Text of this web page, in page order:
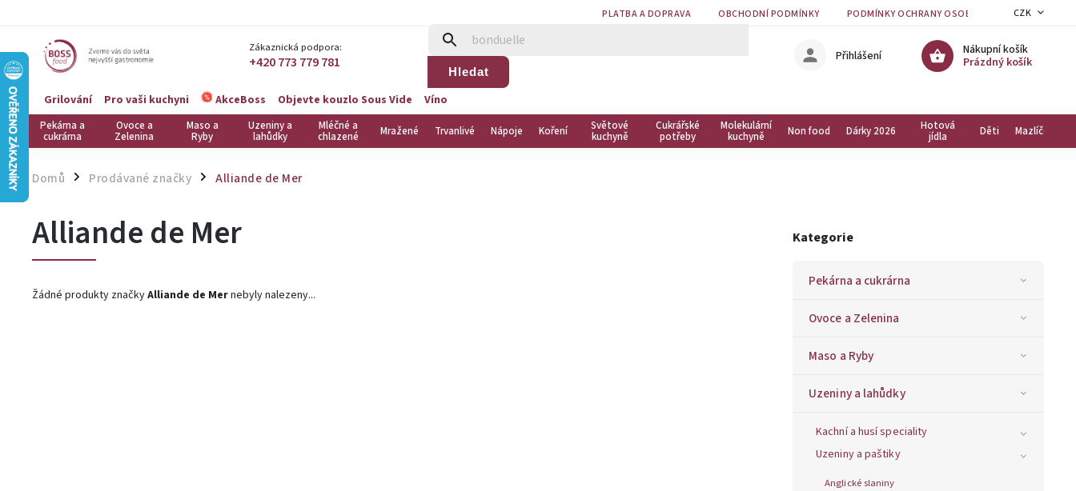
PLATBA A DOPRAVA OBCHODNÍ PODMÍNKY PODMÍNKY OCHRANY OSOBNÍCH ÚDAJŮ
CZK
Zákaznická podpora:
+420 773 779 781 Hledat
Nákupní košík
Prázdný košík
Přihlášení
Grilování Pro vaši kuchyni AkceBoss Objevte kouzlo Sous Vide Víno
Pekárna a
cukrárna
Ovoce a
Zelenina
Maso a
Ryby
Uzeniny a
lahůdky
Mléčné a
chlazené Mražené Trvanlivé Nápoje Koření Světové
kuchyně
Cukrářské
potřeby
Molekulární
kuchyně Non food Dárky 2026 Hotová
jídla Děti Mazlíčci
Domů / Prodávané značky / Alliande de Mer
Kategorie
Pekárna a cukrárna
Ovoce a Zelenina
Maso a Ryby
Uzeniny a lahůdky
Kachní a husí speciality
Uzeniny a paštiky
Anglické slaniny
Alliande de Mer
Žádné produkty značkyAlliande de Mernebyly nalezeny...